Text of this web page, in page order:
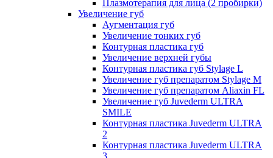
Плазмотерапия для лица (2 пробирки)
Увеличение губ
Аугментация губ
Увеличение тонких губ
Контурная пластика губ
Увеличение верхней губы
Контурная пластика губ Stylage L
Увеличение губ препаратом Stylage M
Увеличение губ препаратом Aliaxin FL
Увеличение губ Juvederm ULTRA
SMILE
Контурная пластика Juvederm ULTRA
2
Контурная пластика Juvederm ULTRA
3